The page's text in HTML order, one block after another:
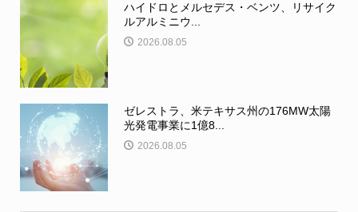
ハイドロとメルセデス・ベンツ、リサイク
ルアルミニウ...
2026.08.05
ゼレストラ、米テキサス州の176MW太陽
光発電事業に1億8...
2026.08.05